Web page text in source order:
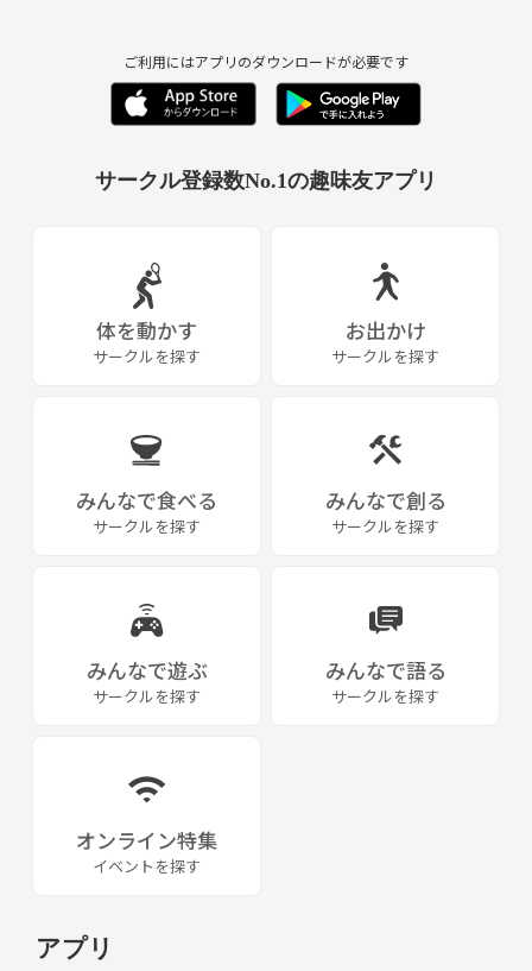
他にも家族や友達など周りの人たちが良い人ばかりで恵ま
れて育ったおかげでたくさんの楽しい思い出のワクワクを
体験させていただきました。
社会人になって皆さんはいくつワクワクすることをもって
人によってワクワクは異なり、友達が増えること、
恋人ができること、体を動かすこと、新しい人たちとおし
ゃべりしてお散歩することetc…
でも社会人になって周りを見渡せば楽しそうにしてない人
たちが沢山おり、休日に何してるの？と色んな人に聞いて
ほとんどの人が答えたのは○○に誘われたから○○をす
飲みに誘われたからとかご飯誘われたからとかが多かった
ですね。笑
でも大事なのは何をしているかではなく、誰かに誘われた
から流れで何かをする！ということ。
でも私は違う意見も、もっていて、自分が○○をしたいか
ら○○をする。という自分の意思で自分の行動を決めた
い！というわがままな意見を日によっては持っています。
・アムウェイ・マルチ商法・勧誘・営業・告知・引き抜き・しつこいナ
ンパ・暴言など
いつも皆様が報告をいただけるおかげで早期発見と排除に成功しており
参加者様の報告さえあれば声をかける相手が全員万引きGメンにもなれ
早割などのプランによりますが
ご利用にはアプリのダウンロードが必要です
サークル登録数No.1の趣味友アプリ
体を動かす
サークルを探す
お出かけ
サークルを探す
みんなで食べる
サークルを探す
みんなで創る
サークルを探す
みんなで遊ぶ
サークルを探す
みんなで語る
サークルを探す
オンライン特集
イベントを探す
アプリ